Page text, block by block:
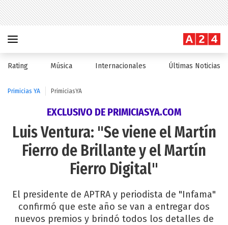
Rating Música Internacionales Últimas Noticias
Primicias YA PrimiciasYA
EXCLUSIVO DE PRIMICIASYA.COM
Luis Ventura: "Se viene el Martín
Fierro de Brillante y el Martín
Fierro Digital"
El presidente de APTRA y periodista de "Infama"
confirmó que este año se van a entregar dos
nuevos premios y brindó todos los detalles de